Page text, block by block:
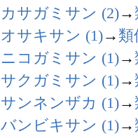
カサガミサン (2)→
オサキサン (1)→ 類
ニコガミサン (1)→
サクガミサン (1)→
サンネンザカ (1)→
バンビキサン (1)→